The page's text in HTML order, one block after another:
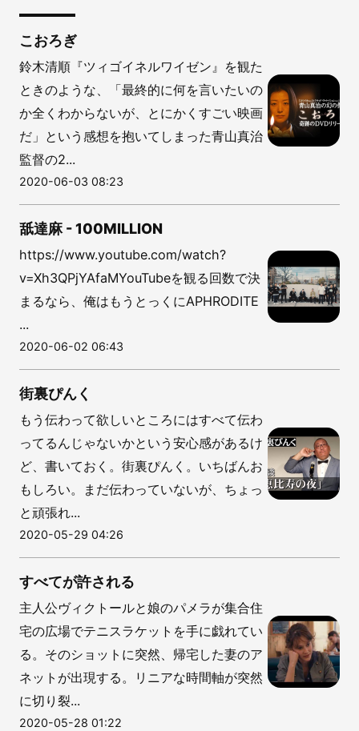
こおろぎ
鈴木清順『ツィゴイネルワイゼン』を観た
ときのような、「最終的に何を言いたいの
か全くわからないが、とにかくすごい映画
だ」という感想を抱いてしまった青山真治
監督の2...
2020-06-03 08:23
舐達麻 - 100MILLION
https://www.youtube.com/watch?
v=Xh3QPjYAfaMYouTubeを観る回数で決
まるなら、俺はもうとっくにAPHRODITE
...
2020-06-02 06:43
街裏ぴんく
もう伝わって欲しいところにはすべて伝わ
ってるんじゃないかという安心感があるけ
ど、書いておく。街裏ぴんく。いちばんお
もしろい。まだ伝わっていないが、ちょっ
と頑張れ...
2020-05-29 04:26
すべてが許される
主人公ヴィクトールと娘のパメラが集合住
宅の広場でテニスラケットを手に戯れてい
る。そのショットに突然、帰宅した妻のア
ネットが出現する。リニアな時間軸が突然
に切り裂...
2020-05-28 01:22